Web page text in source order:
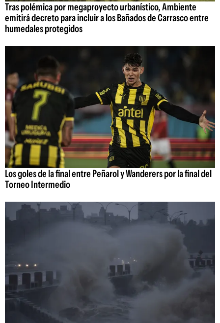
Tras polémica por megaproyecto urbanístico, Ambiente
emitirá decreto para incluir a los Bañados de Carrasco entre
humedales protegidos
Los goles de la final entre Peñarol y Wanderers por la final del
Torneo Intermedio